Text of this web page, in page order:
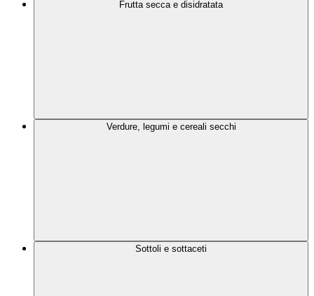
Frutta secca e disidratata
Verdure, legumi e cereali secchi
Sottoli e sottaceti